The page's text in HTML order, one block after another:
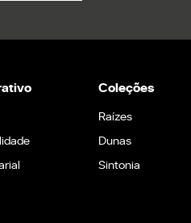
Coleções
Raízes
Dunas
Sintonia